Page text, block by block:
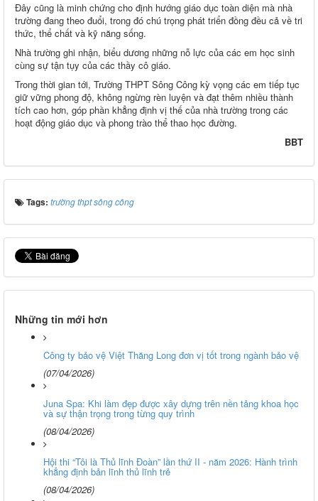
Đây cũng là minh chứng cho định hướng giáo dục toàn diện mà nhà
trường đang theo đuổi, trong đó chú trọng phát triển đồng đều cả về tri
thức, thể chất và kỹ năng sống.
Nhà trường ghi nhận, biểu dương những nỗ lực của các em học sinh
cùng sự tận tụy của các thầy cô giáo.
Trong thời gian tới, Trường THPT Sông Công kỳ vọng các em tiếp tục
giữ vững phong độ, không ngừng rèn luyện và đạt thêm nhiều thành
tích cao hơn, góp phần khẳng định vị thế của nhà trường trong các
hoạt động giáo dục và phong trào thể thao học đường.
BBT
Tags: trường thpt sông công
Những tin mới hơn
Công ty bảo vệ Việt Thăng Long đơn vị tốt trong ngành bảo vệ
(07/04/2026)
Juna Spa: Khi làm đẹp được xây dựng trên nền tảng khoa học
và sự thận trọng trong từng quy trình
(08/04/2026)
Hội thi “Tôi là Thủ lĩnh Đoàn” lần thứ II - năm 2026: Hành trình
khẳng định bản lĩnh thủ lĩnh trẻ
(08/04/2026)